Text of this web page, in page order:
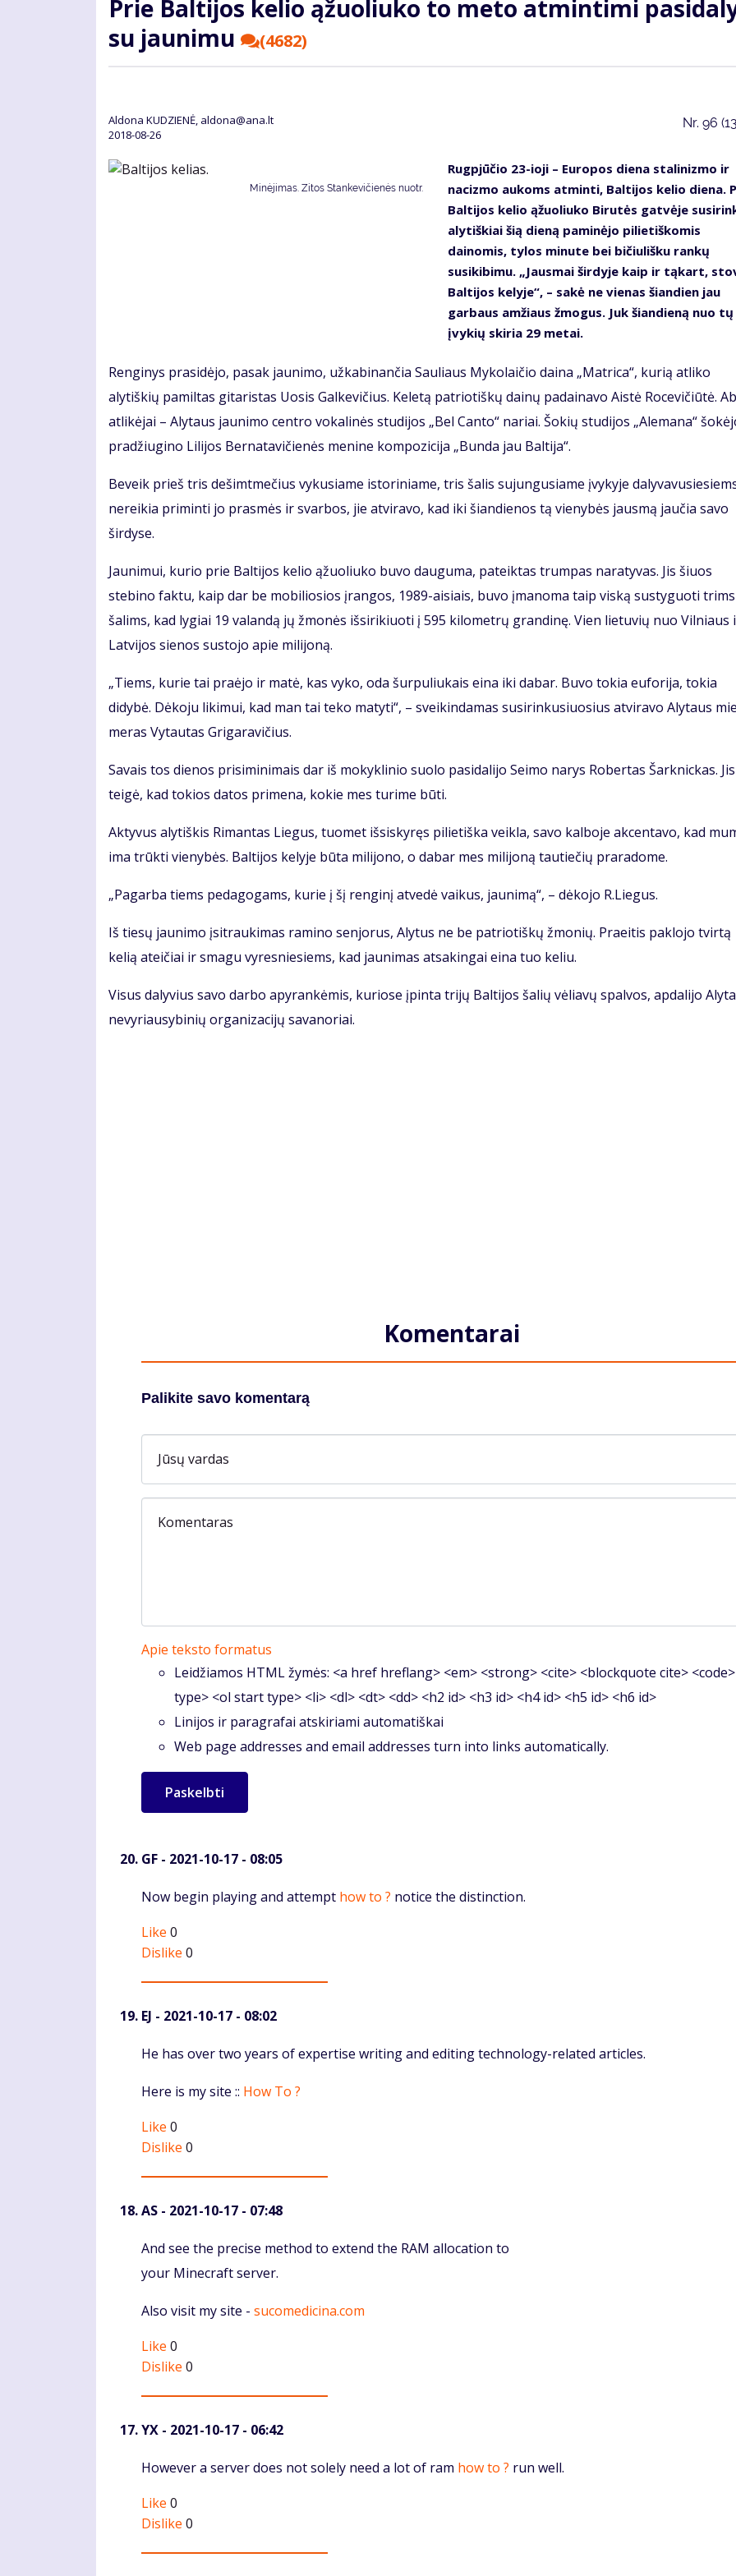
Prie Baltijos kelio ąžuoliuko to meto atmintimi
su jaunimu
(4682)
Aldona KUDZIENĖ, aldona@ana.lt
2018-08-26
Nr. 96
Minėjimas. Zitos Stankevičienės nuotr.
Rugpjūčio 23-ioji – Europos diena stalinizmo ir
nacizmo aukoms atminti, Baltijos kelio diena.
Baltijos kelio ąžuoliuko Birutės gatvėje
alytiškiai šią dieną paminėjo pilietiškomis
dainomis, tylos minute bei bičiulišku rankų
susikibimu. „Jausmai širdyje kaip ir tąkart,
Baltijos kelyje“, – sakė ne vienas šiandien jau
garbaus amžiaus žmogus. Juk šiandieną nuo tų
įvykių skiria 29 metai.
Renginys prasidėjo, pasak jaunimo, užkabinančia Sauliaus Mykolaičio daina „Matrica“, kurią atliko
alytiškių pamiltas gitaristas Uosis Galkevičius. Keletą patriotiškų dainų padainavo Aistė Rocevičiūtė.
atlikėjai – Alytaus jaunimo centro vokalinės studijos „Bel Canto“ nariai. Šokių studijos „Alemana“
pradžiugino Lilijos Bernatavičienės menine kompozicija „Bunda jau Baltija“.
Beveik prieš tris dešimtmečius vykusiame istoriniame, tris šalis sujungusiame įvykyje
nereikia priminti jo prasmės ir svarbos, jie atviravo, kad iki šiandienos tą vienybės jausmą jaučia savo
širdyse.
Jaunimui, kurio prie Baltijos kelio ąžuoliuko buvo dauguma, pateiktas trumpas naratyvas. Jis šiuos
stebino faktu, kaip dar be mobiliosios įrangos, 1989-aisiais, buvo įmanoma taip viską sustyguoti trims
šalims, kad lygiai 19 valandą jų žmonės išsirikiuoti į 595 kilometrų grandinę. Vien lietuvių nuo Vilniaus
Latvijos sienos sustojo apie milijoną.
„Tiems, kurie tai praėjo ir matė, kas vyko, oda šurpuliukais eina iki dabar. Buvo tokia euforija, tokia
didybė. Dėkoju likimui, kad man tai teko matyti“, – sveikindamas susirinkusiuosius atviravo Alytaus
meras Vytautas Grigaravičius.
Savais tos dienos prisiminimais dar iš mokyklinio suolo pasidalijo Seimo narys Robertas Šarknickas. Jis
teigė, kad tokios datos primena, kokie mes turime būti.
Aktyvus alytiškis Rimantas Liegus, tuomet išsiskyręs pilietiška veikla, savo kalboje akcentavo, kad
ima trūkti vienybės. Baltijos kelyje būta milijono, o dabar mes milijoną tautiečių praradome.
„Pagarba tiems pedagogams, kurie į šį renginį atvedė vaikus, jaunimą“, – dėkojo R.Liegus.
Iš tiesų jaunimo įsitraukimas ramino senjorus, Alytus ne be patriotiškų žmonių. Praeitis paklojo tvirtą
kelią ateičiai ir smagu vyresniesiems, kad jaunimas atsakingai eina tuo keliu.
Visus dalyvius savo darbo apyrankėmis, kuriose įpinta trijų Baltijos šalių vėliavų spalvos, apdalijo
nevyriausybinių organizacijų savanoriai.
Komentarai
Palikite savo komentarą
Jūsų vardas
Komentaras
Apie teksto formatus
Leidžiamos HTML žymės: <a href hreflang> <em> <strong> <cite> <blockquote cite>
type> <ol start type> <li> <dl> <dt> <dd> <h2 id> <h3 id> <h4 id> <h5 id> <h6 id>
Linijos ir paragrafai atskiriami automatiškai
Web page addresses and email addresses turn into links automatically.
GF - 2021-10-17 - 08:05
Komentaras
Now begin playing and attempt how to ? notice the distinction.
Like 0
Dislike 0
EJ - 2021-10-17 - 08:02
Komentaras
He has over two years of expertise writing and editing technology-related articles.
Here is my site :: How To ?
Like 0
Dislike 0
AS - 2021-10-17 - 07:48
Komentaras
And see the precise method to extend the RAM allocation to
your Minecraft server.
Also visit my site - sucomedicina.com
Like 0
Dislike 0
YX - 2021-10-17 - 06:42
Komentaras
However a server does not solely need a lot of ram how to ? run well.
Like 0
Dislike 0